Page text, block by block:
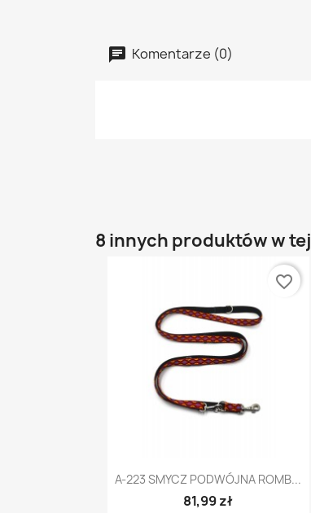
Komentarze (0)
8 innych produktów w
Szybki podgląd
A-223 SMYCZ PODWÓJNA ROMB...
81,99 zł
favorite_border